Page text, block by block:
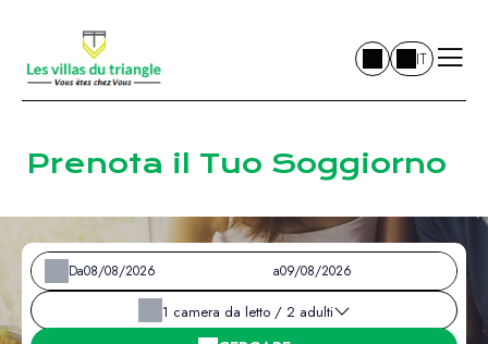
IT
Prenota il Tuo Soggiorno
Da a
1 camera da letto / 2 adulti